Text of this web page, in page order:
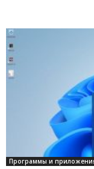
Программы и